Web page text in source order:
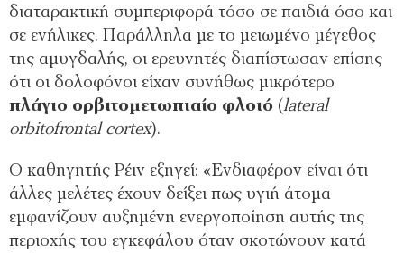
διαταρακτική συμπεριφορά τόσο σε παιδιά όσο και
σε ενήλικες. Παράλληλα με το μειωμένο μέγεθος
της αμυγδαλής, οι ερευνητές διαπίστωσαν επίσης
ότι οι δολοφόνοι είχαν συνήθως μικρότερο
πλάγιο ορβιτομετωπιαίο φλοιό (lateral
orbitofrontal cortex).
Ο καθηγητής Ρέιν εξηγεί: «Ενδιαφέρον είναι ότι
άλλες μελέτες έχουν δείξει πως υγιή άτομα
εμφανίζουν αυξημένη ενεργοποίηση αυτής της
περιοχής του εγκεφάλου όταν σκοτώνουν κατά